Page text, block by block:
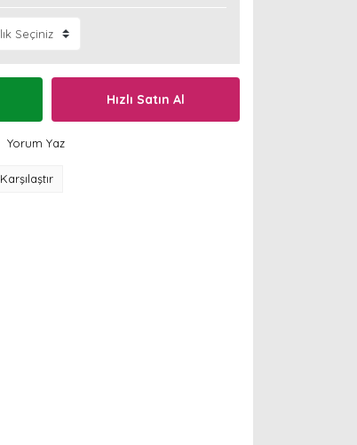
Hızlı Satın Al
Yorum Yaz
Karşılaştır